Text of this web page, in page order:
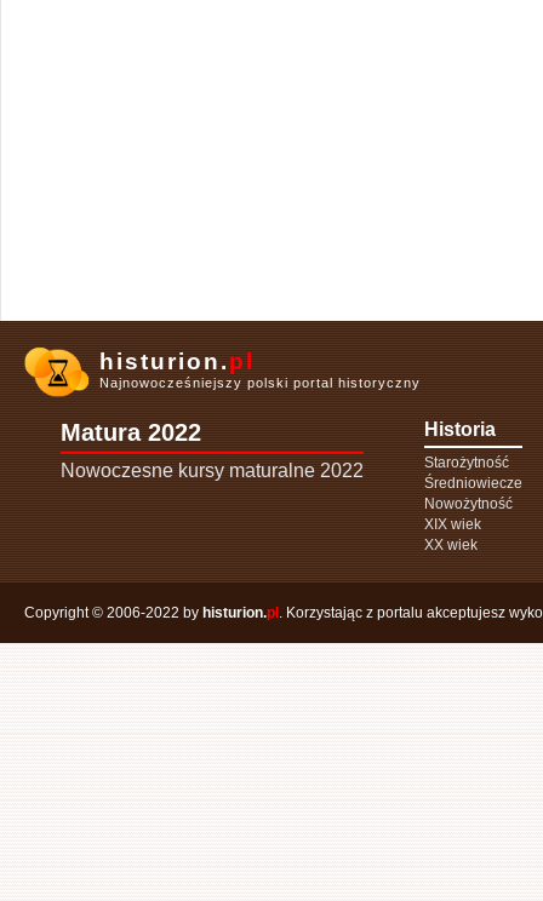
histurion.pl
Najnowocześniejszy polski portal historyczny
Matura 2022
Nowoczesne kursy maturalne 2022
Historia
Starożytność
Średniowiecze
Nowożytność
XIX wiek
XX wiek
Copyright © 2006-2022 by histurion.pl . Korzystając z portalu akceptujesz